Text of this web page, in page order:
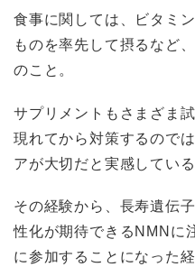
食事に関しては、ビタミ
ものを率先して摂るなど
のこと。
サプリメントもさまざま
現れてから対策するので
アが大切だと実感している
その経験から、長寿遺伝
性化が期待できるNMNに
に参加することになった